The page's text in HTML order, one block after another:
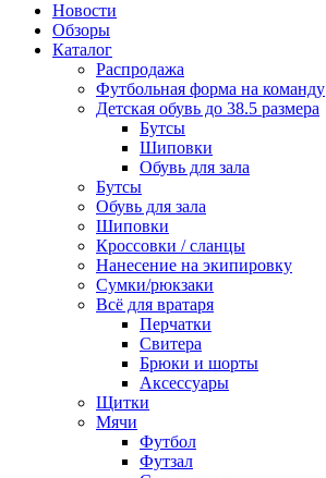
Новости
Обзоры
Каталог
Распродажа
Футбольная форма на команду
Детская обувь до 38.5 размера
Бутсы
Шиповки
Обувь для зала
Бутсы
Обувь для зала
Шиповки
Кроссовки / сланцы
Нанесение на экипировку
Сумки/рюкзаки
Всё для вратаря
Перчатки
Cвитера
Брюки и шорты
Аксессуары
Щитки
Мячи
Футбол
Футзал